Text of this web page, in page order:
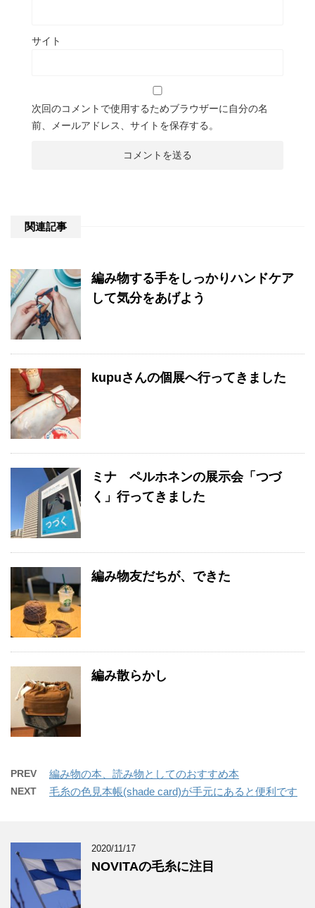
サイト
次回のコメントで使用するためブラウザーに自分の名
前、メールアドレス、サイトを保存する。
関連記事
編み物する手をしっかりハンドケア
して気分をあげよう
kupuさんの個展へ行ってきました
ミナ ペルホネンの展示会「つづ
く」行ってきました
編み物友だちが、できた
編み散らかし
PREV 編み物の本、読み物としてのおすすめ本
NEXT 毛糸の色見本帳(shade card)が手元にあると便利です
2020/11/17
NOVITAの毛糸に注目